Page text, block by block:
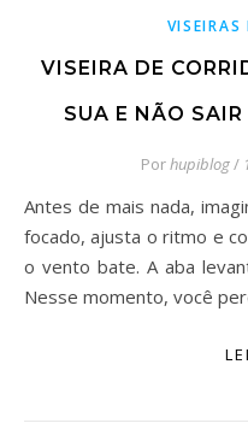
VISEIRAS
VISEIRA DE
SUA E NÃO
Porhupiblog/
Antes de mais nada, imagine a cena: você começa o treino
focado, ajusta o ritmo e
o vento bate. A aba
Nesse momento, você